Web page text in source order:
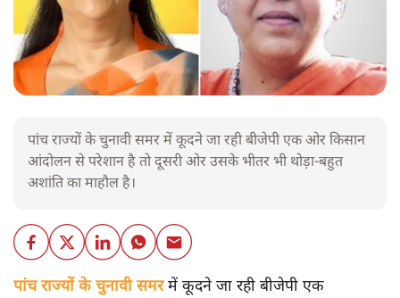
पांच राज्यों के चुनावी समर में कूदने जा रही बीजेपी एक ओर किसान
आंदोलन से परेशान है तो दूसरी ओर उसके भीतर भी थोड़ा-बहुत
अशांति का माहौल है।
पांच राज्यों के चुनावी समरमें कूदने जा रही बीजेपी एक